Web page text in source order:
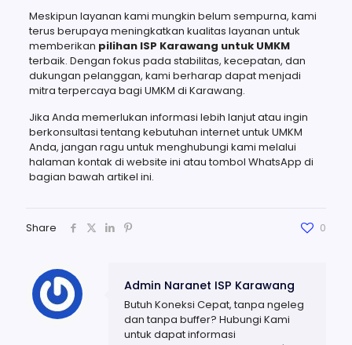
Meskipun layanan kami mungkin belum sempurna, kami
terus berupaya meningkatkan kualitas layanan untuk
memberikan pilihan ISP Karawang untuk UMKM
terbaik. Dengan fokus pada stabilitas, kecepatan, dan
dukungan pelanggan, kami berharap dapat menjadi
mitra terpercaya bagi UMKM di Karawang.
Jika Anda memerlukan informasi lebih lanjut atau ingin
berkonsultasi tentang kebutuhan internet untuk UMKM
Anda, jangan ragu untuk menghubungi kami melalui
halaman kontak di website ini atau tombol WhatsApp di
bagian bawah artikel ini.
Share 0
Admin Naranet ISP Karawang
Butuh Koneksi Cepat, tanpa ngeleg
dan tanpa buffer? Hubungi Kami
untuk dapat informasi